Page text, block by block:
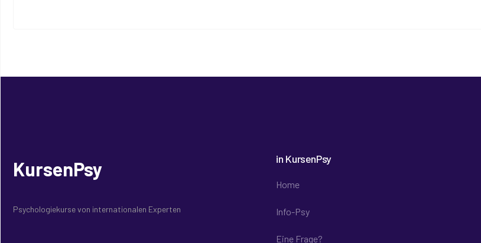
KursenPsy
Psychologiekurse von internationalen Experten
in KursenPsy
Home
Info-Psy
Eine Frage?